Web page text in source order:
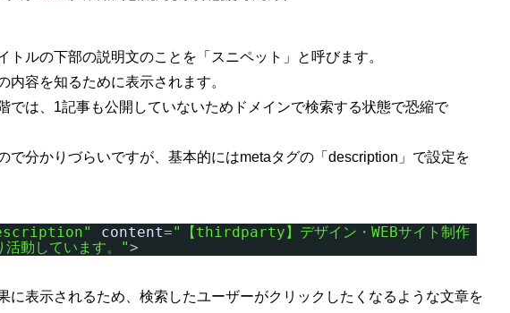
トルの下部の説明文のことを「スニペット」
と呼びます。
内容を知るために表示されます。
では、1記事も公開していないためドメインで検索する状態で恐縮で
で分かりづらいですが、基本的にはmetaタグの「description」で設定を
content="【thirdparty】デザイン・WEBサイト制作
活動しています。">
に表示されるため、検索したユーザーがクリックしたくなるような文章を